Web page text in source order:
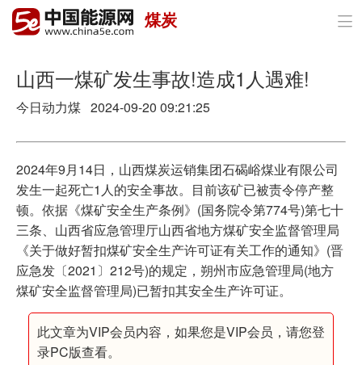
首页
政策与经济
油气
煤炭
电力
新能源
节能环保
分布式能源
煤炭 
山西一煤矿发生事故!造成1人遇难!
今日动力煤 2024-09-20 09:21:25
2024年9月14日，山西煤炭运销集团石碣峪煤业有限公司
发生一起死亡1人的安全事故。目前该矿已被责令停产整
顿。依据《煤矿安全生产条例》(国务院令第774号)第七十
三条、山西省应急管理厅山西省地方煤矿安全监督管理局
《关于做好暂扣煤矿安全生产许可证有关工作的通知》(晋
应急发〔2021〕212号)的规定，朔州市应急管理局(地方
煤矿安全监督管理局)已暂扣其安全生产许可证。
此文章为VIP会员内容，如果您是VIP会员，请您登
录PC版查看。